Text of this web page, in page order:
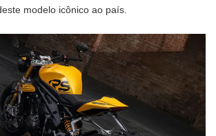
modelo icônico ao país.